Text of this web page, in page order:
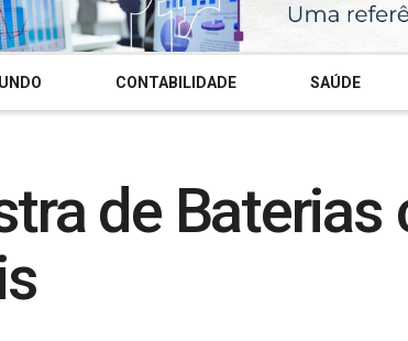
CONTABILIDADE SAÚDE
de